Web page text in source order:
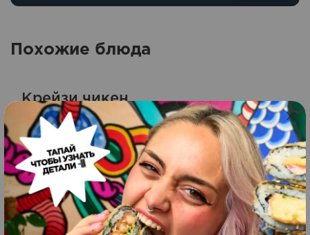
Похожие блюда
Крейзи чикен
Оценка
5.00
из 5
1
305грн.